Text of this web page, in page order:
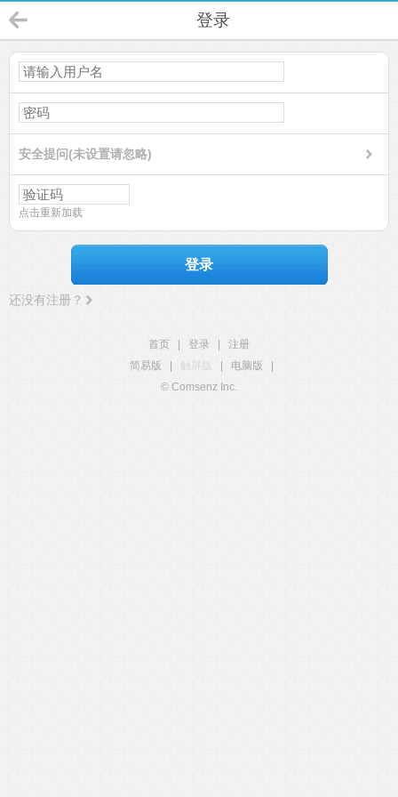
登录
安全提问(未设置请忽略)
点击重新加载
登录
还没有注册？
首页 登录
注册
简易版
触屏版 电脑版
© Comsenz Inc.